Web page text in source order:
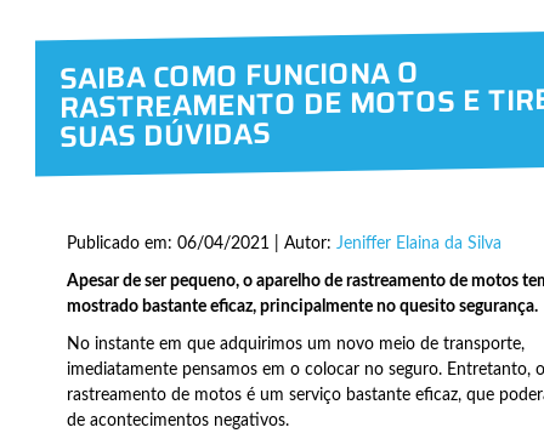
SAIBA COMO FUNCIONA O
RASTREAMENTO DE MOTOS E
SUAS DÚVIDAS
Publicado em: 06/04/2021 | Autor: Jeniffer Elaina da Silva
Apesar de ser pequeno, o aparelho de rastreamento de motos
mostrado bastante eficaz, principalmente no quesito segurança.
No instante em que adquirimos um novo meio de transporte,
imediatamente pensamos em o colocar no seguro. Entretanto, o
rastreamento de motos é um serviço bastante eficaz, que
de acontecimentos negativos.